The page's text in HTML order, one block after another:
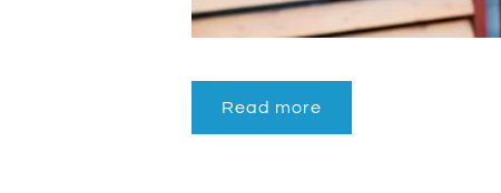
Read more